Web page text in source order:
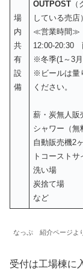
場
内
共
有
設
備
OUTPOST
している売店）
≪営業時間≫
12:00-20:30
※冬季(1～3
※ビールは量
ください。
薪・炭無人販
シャワー（無
自動販売機2
トコースト
洗い場
炭捨て場
など
なっぷ 紹介ページよ
受付は工場棟に